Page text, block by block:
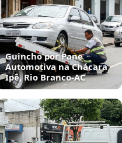
Guincho por Pane
Automotiva na Chácara
Ipê, Rio Branco‑AC